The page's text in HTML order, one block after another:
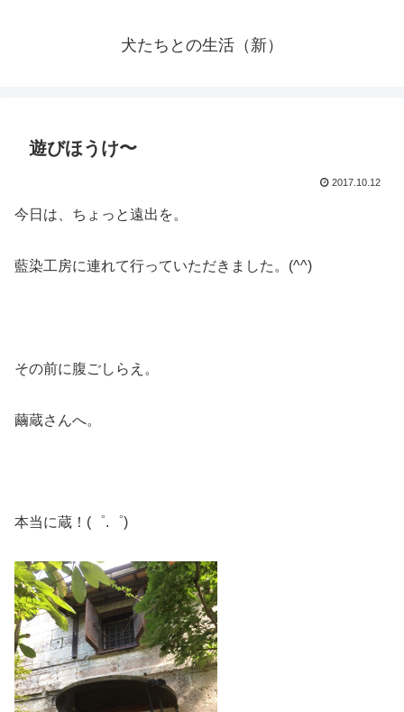
犬たちとの生活（新）
遊びほうけ〜
2017.10.12
今日は、ちょっと遠出を。
藍染工房に連れて行っていただきました。(^^)
その前に腹ごしらえ。
繭蔵さんへ。
本当に蔵！(゜.゜)